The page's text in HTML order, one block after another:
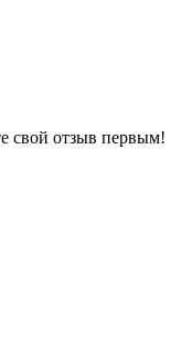
свой отзыв первым!